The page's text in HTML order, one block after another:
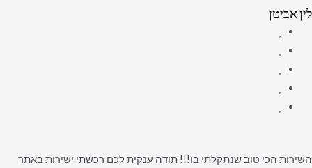
לין אביטן
השירות הכי טוב שנתקלתי בו!!! תודה ענקית לכם רכשתי ישירות באתר